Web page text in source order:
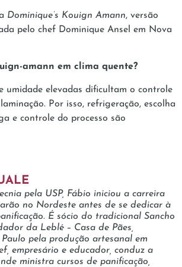
Dominique’s Kouign Amann, versão
pelo chef Dominique Ansel em Nova
amann em clima quente?
umidade elevadas dificultam o controle
Por isso, refrigeração, escolha
e controle do processo são
pela USP, Fábio iniciou a carreira
no Nordeste antes de se dedicar à
É sócio do tradicional Sancho
da Leblé – Casa de Pães,
pela produção artesanal em
empresário e educador, conduz a
ministra cursos de panificação,